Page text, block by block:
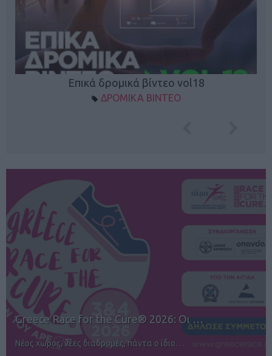
Επικά δρομικά βίντεο vol18
ΔΡΟΜΙΚΑ ΒΙΝΤΕΟ
12ος TUI Rhodes Marathon: Άνοιγμα ε…
Αγώνες για όλους στην Ρόδο